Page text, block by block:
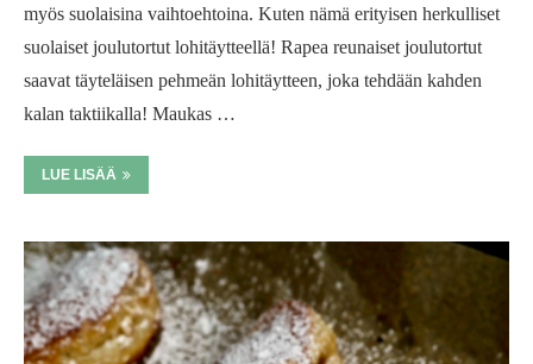
myös suolaisina vaihtoehtoina. Kuten nämä erityisen herkulliset
suolaiset joulutortut lohitäytteellä! Rapea reunaiset joulutortut
saavat täyteläisen pehmeän lohitäytteen, joka tehdään kahden
kalan taktiikalla! Maukas …
LUE LISÄÄ